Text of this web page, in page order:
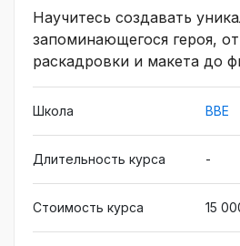
Научитесь создавать
запоминающегося героя,
раскадровки и макета до
сборки и презентации.
навыки, как: умение
бумаге.
Школа BBE
Длительность курса -
Стоимость курса 15